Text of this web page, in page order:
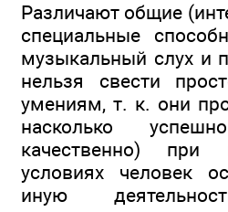
Различают общие
специальные
музыкальный слух и
нельзя свести
умениям, т. к. они
насколько
качественно) при
условиях человек
иную